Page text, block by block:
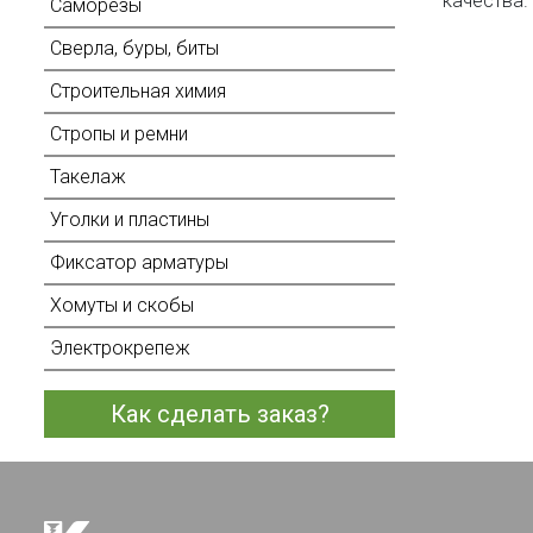
Саморезы
Сверла, буры, биты
Строительная химия
Стропы и ремни
Такелаж
Уголки и пластины
Фиксатор арматуры
Хомуты и скобы
Электрокрепеж
Как сделать заказ?